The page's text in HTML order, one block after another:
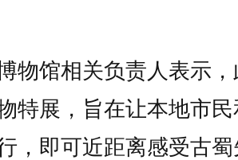
馆相关负责人表示，
特展，旨在让本地市
，即可近距离感受古